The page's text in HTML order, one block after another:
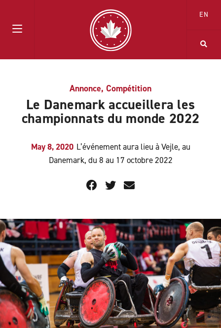
EN
Annonce, Compétition
Le Danemark accueillera les
championnats du monde 2022
May 8, 2020 L’événement aura lieu à Vejle, au
Danemark, du 8 au 17 octobre 2022